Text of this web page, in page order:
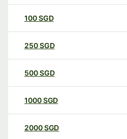
100SGD
250SGD
500SGD
1000SGD
2000SGD